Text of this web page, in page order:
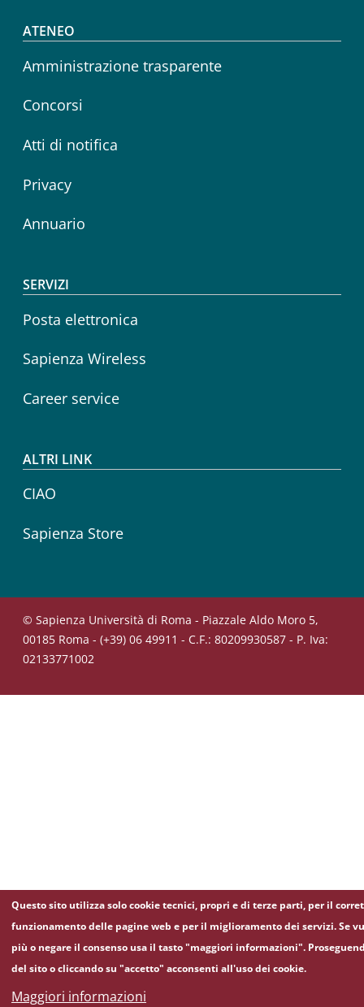
Footer menu
ATENEO
Amministrazione trasparente
Concorsi
Atti di notifica
Privacy
Annuario
SERVIZI
Posta elettronica
Sapienza Wireless
Career service
ALTRI LINK
CIAO
Sapienza Store
© Sapienza Università di Roma - Piazzale Aldo Moro 5,
00185 Roma - (+39) 06 49911 - C.F.: 80209930587 - P. Iva:
02133771002
Questo sito utilizza solo cookie tecnici, propri e di terze parti, per il
funzionamento delle pagine web e per il miglioramento dei servizi. Se
più o negare il consenso usa il tasto "maggiori informazioni".
del sito o cliccando su "accetto" acconsenti all'uso dei cookie.
Maggiori informazioni